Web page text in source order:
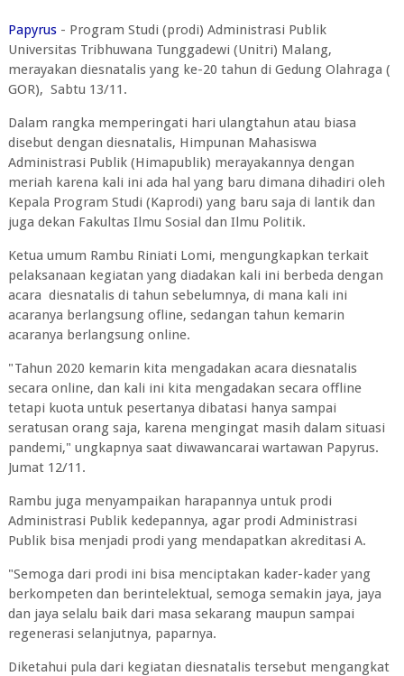
Papyrus- Program Studi (prodi) Administrasi Publik
Universitas Tribhuwana Tunggadewi (Unitri) Malang,
merayakan diesnatalis yang ke-20 tahun di Gedung Olahraga (
GOR), Sabtu 13/11.
Dalam rangka memperingati hari ulangtahun atau biasa
disebut dengan diesnatalis, Himpunan Mahasiswa
Administrasi Publik (Himapublik) merayakannya dengan
meriah karena kali ini ada hal yang baru dimana dihadiri oleh
Kepala Program Studi (Kaprodi) yang baru saja di lantik dan
juga dekan Fakultas Ilmu Sosial dan Ilmu Politik.
Ketua umum Rambu Riniati Lomi, mengungkapkan terkait
pelaksanaan kegiatan yang diadakan kali ini berbeda dengan
acara diesnatalis di tahun sebelumnya, di mana kali ini
acaranya berlangsung ofline, sedangan tahun kemarin
acaranya berlangsung online.
"Tahun 2020 kemarin kita mengadakan acara diesnatalis
secara online, dan kali ini kita mengadakan secara offline
tetapi kuota untuk pesertanya dibatasi hanya sampai
seratusan orang saja, karena mengingat masih dalam situasi
pandemi," ungkapnya saat diwawancarai wartawan Papyrus.
Jumat 12/11.
Rambu juga menyampaikan harapannya untuk prodi
Administrasi Publik kedepannya, agar prodi Administrasi
Publik bisa menjadi prodi yang mendapatkan akreditasi A.
"Semoga dari prodi ini bisa menciptakan kader-kader yang
berkompeten dan berintelektual, semoga semakin jaya, jaya
dan jaya selalu baik dari masa sekarang maupun sampai
regenerasi selanjutnya, paparnya.
Diketahui pula dari kegiatan diesnatalis tersebut mengangkat